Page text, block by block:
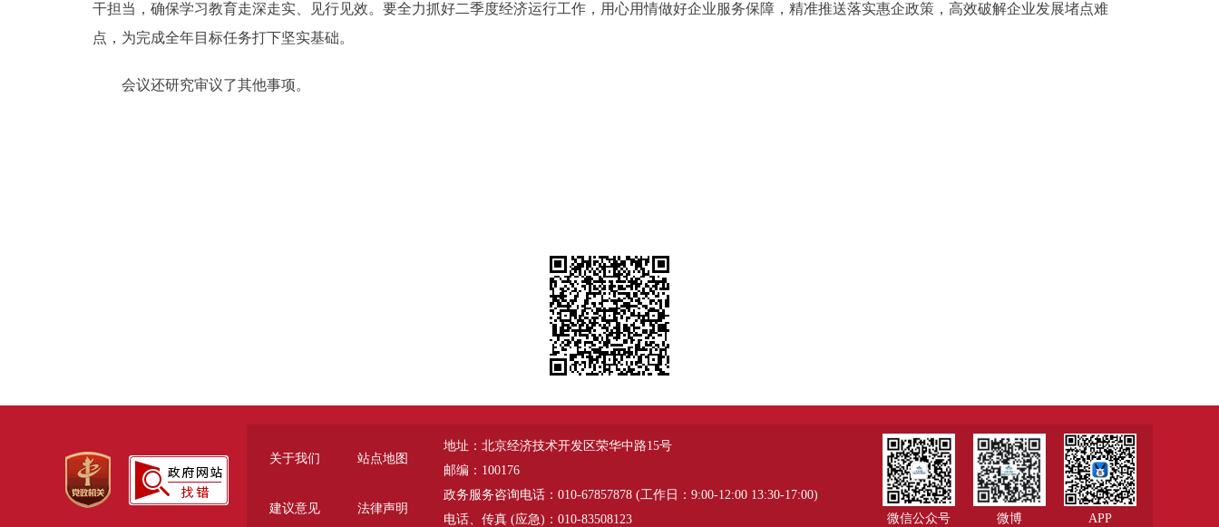
干担当，确保学习教育走深走实、见行见效。要全力抓好二季度经济运行工作，用心用情做好企业服务保障，精准推送落实惠企政策，高效破解企业发展堵点难
点，为完成全年目标任务打下坚实基础。
会议还研究审议了其他事项。
关于我们 站点地图
建议意见 法律声明
地址：北京经济技术开发区荣华中路15号
邮编：100176
政务服务咨询电话：010-67857878 (工作日：9:00-12:00 13:30-17:00)
电话、传真 (应急)：010-83508123
微信公众号 微博 APP